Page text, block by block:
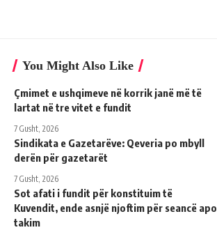
You Might Also Like
Çmimet e ushqimeve në korrik janë më të
lartat në tre vitet e fundit
7 Gusht, 2026
Sindikata e Gazetarëve: Qeveria po mbyll
derën për gazetarët
7 Gusht, 2026
Sot afati i fundit për konstituim të
Kuvendit, ende asnjë njoftim për seancë apo
takim